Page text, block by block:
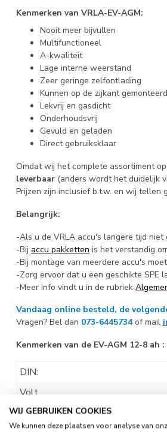
Kenmerken van VRLA-EV-AGM:
Nooit meer bijvullen
Multifunctioneel
A-kwaliteit
Lage interne weerstand
Zeer geringe zelfontlading
Kunnen op de zijkant
Lekvrij en gasdicht
Onderhoudsvrij
Gevuld en geladen
Direct gebruiksklaar
Omdat wij het complete assortiment
leverbaar (anders wordt het duidelijk
Prijzen zijn inclusief b.t.w. en wij tellen
Belangrijk:
-Als u de VRLA accu's langere tijd
-Bij accu pakketten is het verstandig
-Bij montage van meerdere accu's
-Zorg ervoor dat u een geschikte SPE
-Meer info vindt u in de rubriek
Vandaag online besteld, de
Vragen? Bel dan 073-6445734 of mail
Kenmerken van de EV-AGM 12-8 ah :
DIN:
Volt
Ampère
WIJ GEBRUIKEN COOKIES
We kunnen deze plaatsen voor analyse van